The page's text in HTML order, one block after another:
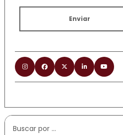
Enviar